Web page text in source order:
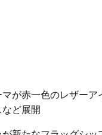
が赤一色のレザーア
ど展開